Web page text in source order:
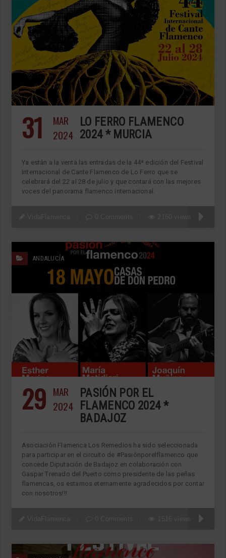
31
MAR
2024
LO FERRO FLAMENCO
2024 * MURCIA
Ya están a la venta las entradas de la 44ª edición del Festival
Internacional de Cante Flamenco de Lo Ferro que se
celebrará del 22 al 28 de julio y que contará con las mejores
voces del panorama flamenco internacional.
ANDALUCÍA
29 MAR
2024
PASIÓN POR EL
FLAMENCO 2024 *
BADAJOZ
Asociación Flamenca Los Remedios ha sido seleccionada
para participar en el circuito de #Pasiónporelflamenco que
concede Diputación de Badajoz en colaboración con
Gaspar Trenado del Puerto como presidente de las peñas
flamencas, os estamos eternamente agradecidos por contar
con nosotros!!!